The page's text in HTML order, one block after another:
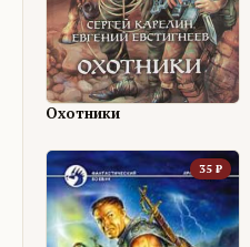
Охотники
35 ₽